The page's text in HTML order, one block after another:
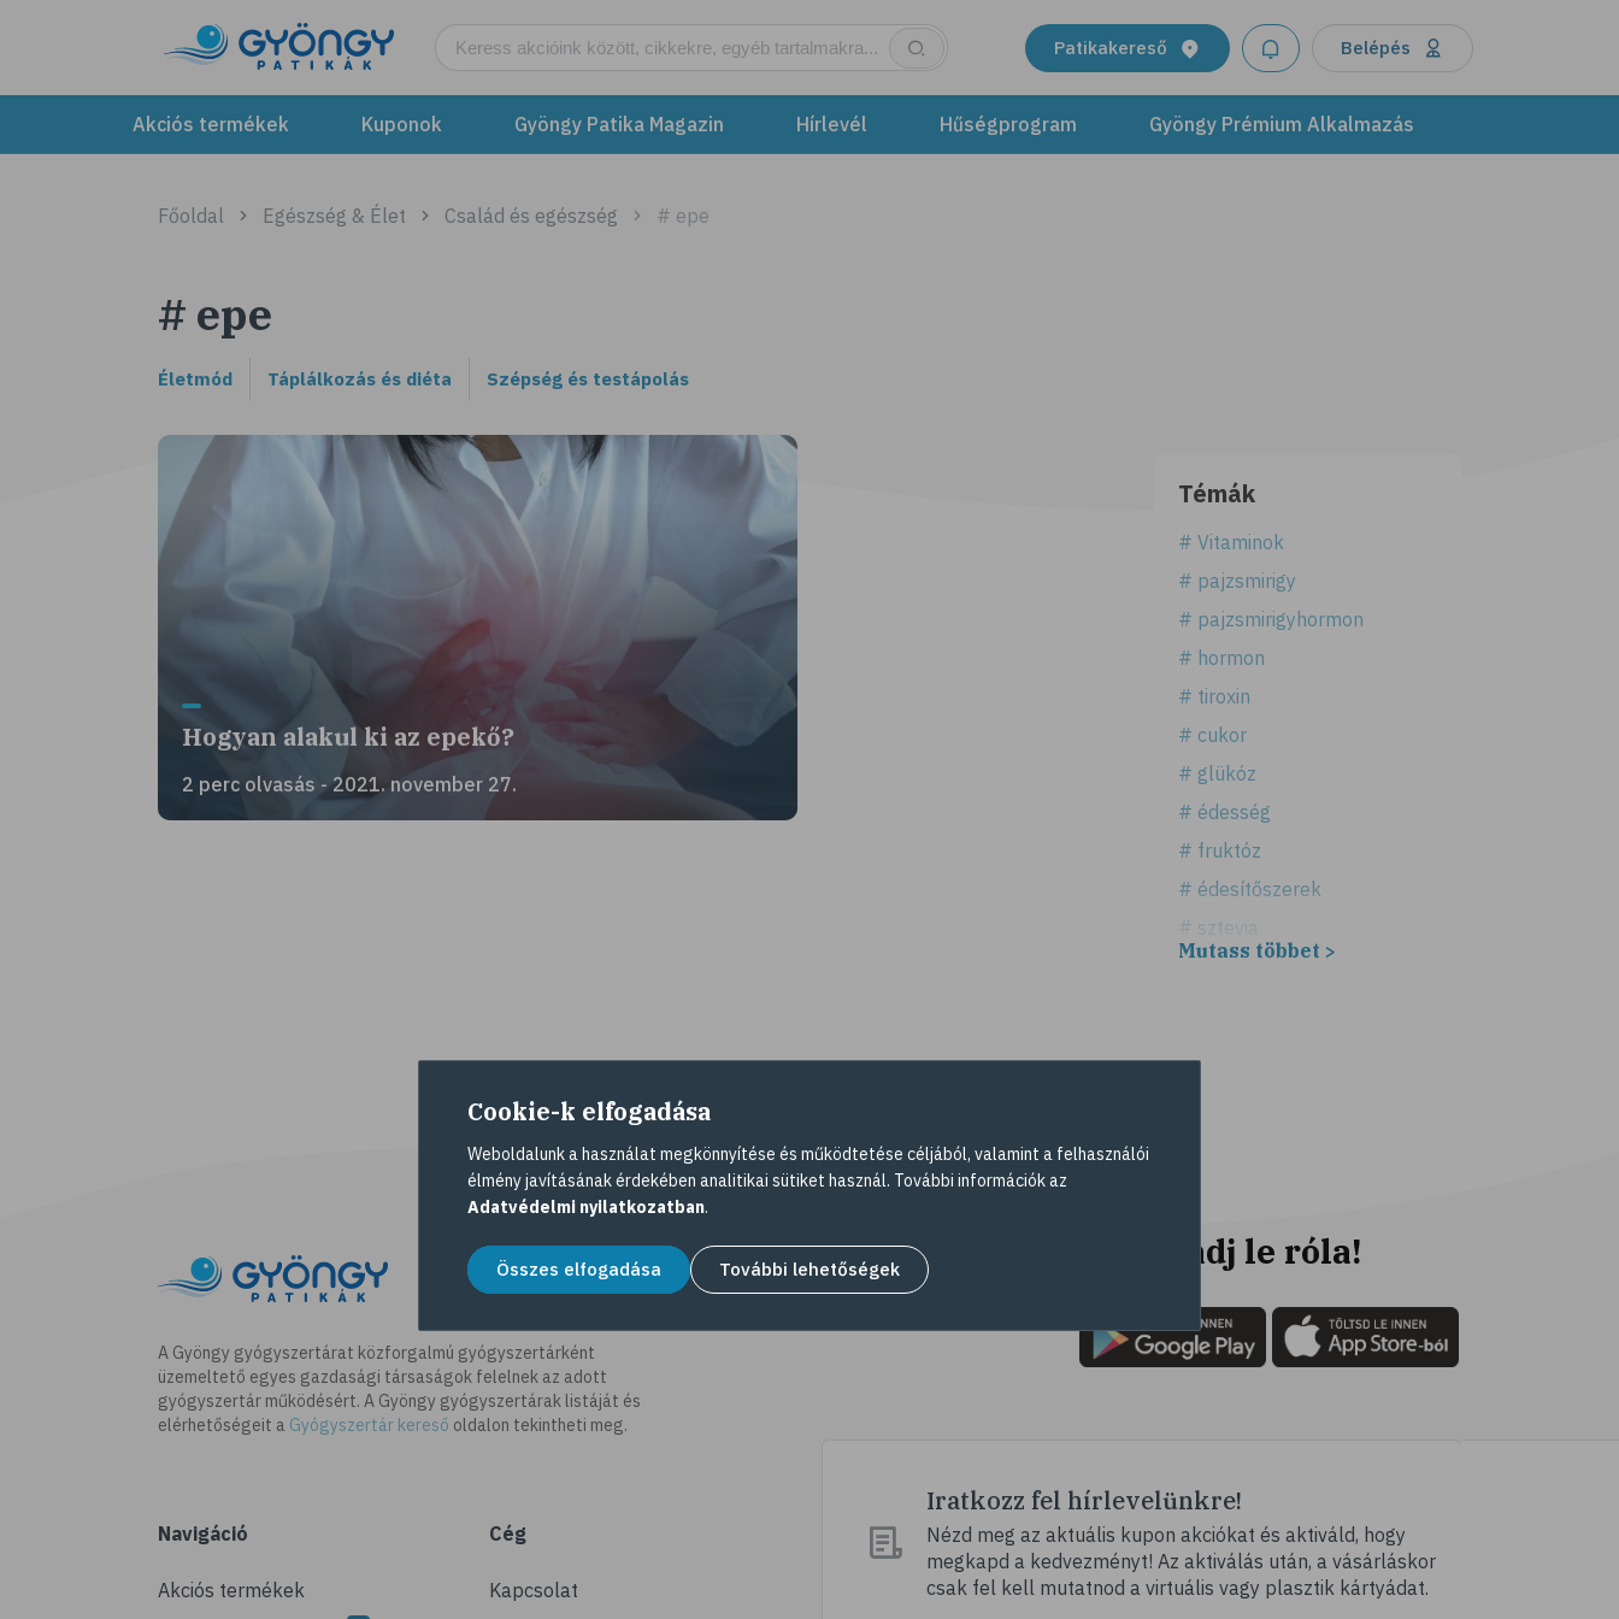
Patikakereső Belépés
Akciós termékek Kuponok Gyöngy Patika Magazin Hírlevél Hűségprogram Gyöngy Prémium Alkalmazás
Főoldal Egészség & Élet Család és egészség # epe
# epe
Életmód Táplálkozás és diéta Szépség és testápolás
Hogyan alakul ki az epekő?
2 perc olvasás - 2021. november 27.
Témák
# Vitaminok
# pajzsmirigy
# pajzsmirigyhormon
# hormon
# tiroxin
# cukor
# glükóz
# édesség
# fruktóz
# édesítőszerek
# sztevia
# hal
# egészséges táplálkozás
# omega-3
# D-vitamin
# ízületi fájdalom
# ízületek
# csontok
Mutass többet >
A Gyöngy gyógyszertárat közforgalmú gyógyszertárként
üzemeltető egyes gazdasági társaságok felelnek az adott
gyógyszertár működésért. A Gyöngy gyógyszertárak listáját és
elérhetőségeit a Gyógyszertár kereső oldalon tekintheti meg.
Navigáció
Akciós termékek
Cég
Kapcsolat
Ne maradj le róla!
Iratkozz fel hírlevelünkre!
Nézd meg az aktuális kupon akciókat és aktiváld, hogy
megkapd a kedvezményt! Az aktiválás után, a vásárláskor
csak fel kell mutatnod a virtuális vagy plasztik kártyádat.
Cookie-k elfogadása
Weboldalunk a használat megkönnyítése és működtetése céljából, valamint a felhasználói
élmény javításának érdekében analitikai sütiket használ. További információk az
Adatvédelmi nyilatkozatban.
Összes elfogadása További lehetőségek